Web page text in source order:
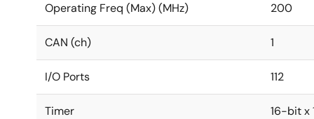
Operating Freq (Max) (MHz) 200
CAN (ch) 1
I/O Ports 112
Timer 16-bit x